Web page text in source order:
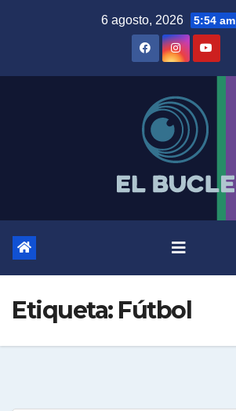
6 agosto, 2026 5:54 am
Etiqueta: Fútbol